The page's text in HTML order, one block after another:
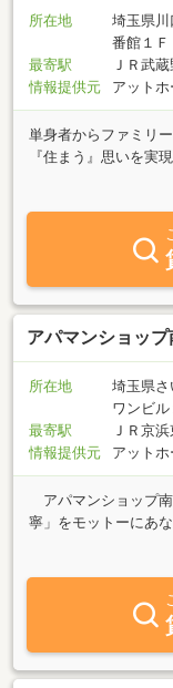
所在地
埼玉県
番館１Ｆ
最寄駅
ＪＲ武
情報提供元
アットホ
単身者からファミリ
『住まう』思いを実
たちに問いかけて下
フ一同心よりお待ち
アパマンショッ
所在地
埼玉県
ワンビル
最寄駅
ＪＲ京
情報提供元
アットホ
アパマンショップ
寧」をモットーにあ
へのこだわりを、ア
南浦和店の場所はＪ
和駅東口 ロータリ
辺』はもちろん、さ
まで、幅広くカバー
引越しを経験してい